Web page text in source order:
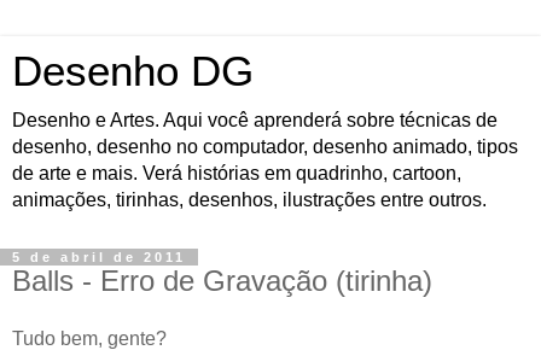
Desenho DG
Desenho e Artes. Aqui você aprenderá sobre técnicas de
desenho, desenho no computador, desenho animado, tipos
de arte e mais. Verá histórias em quadrinho, cartoon,
animações, tirinhas, desenhos, ilustrações entre outros.
5 de abril de 2011
Balls - Erro de Gravação (tirinha)
Tudo bem, gente?